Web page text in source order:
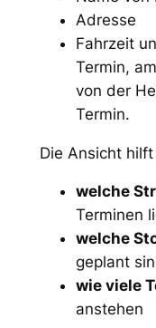
Adresse
Fahrzeit
Termin,
von der
Termin.
Die Ansicht
welche
Terminen
welche
geplant
wie viele
anstehen